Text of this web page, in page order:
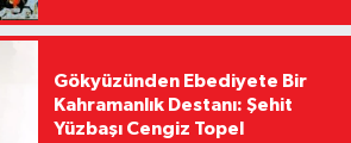
Gökyüzünden Ebediyete Bir
Kahramanlık Destanı: Şehit
Yüzbaşı Cengiz Topel